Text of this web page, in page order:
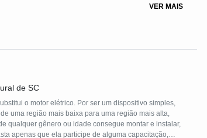
VER MAIS
de SC
o motor elétrico. Por ser um dispositivo simples,
uma região mais baixa para uma região mais alta,
qualquer gênero ou idade consegue montar e instalar,